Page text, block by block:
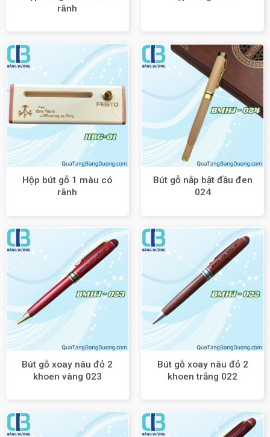
rãnh
Hộp bút gỗ 1 màu có
rãnh
Bút gỗ nắp bật đầu đen
024
Bút gỗ xoay nâu đỏ 2
khoen vàng 023
Bút gỗ xoay nâu đỏ 2
khoen trắng 022